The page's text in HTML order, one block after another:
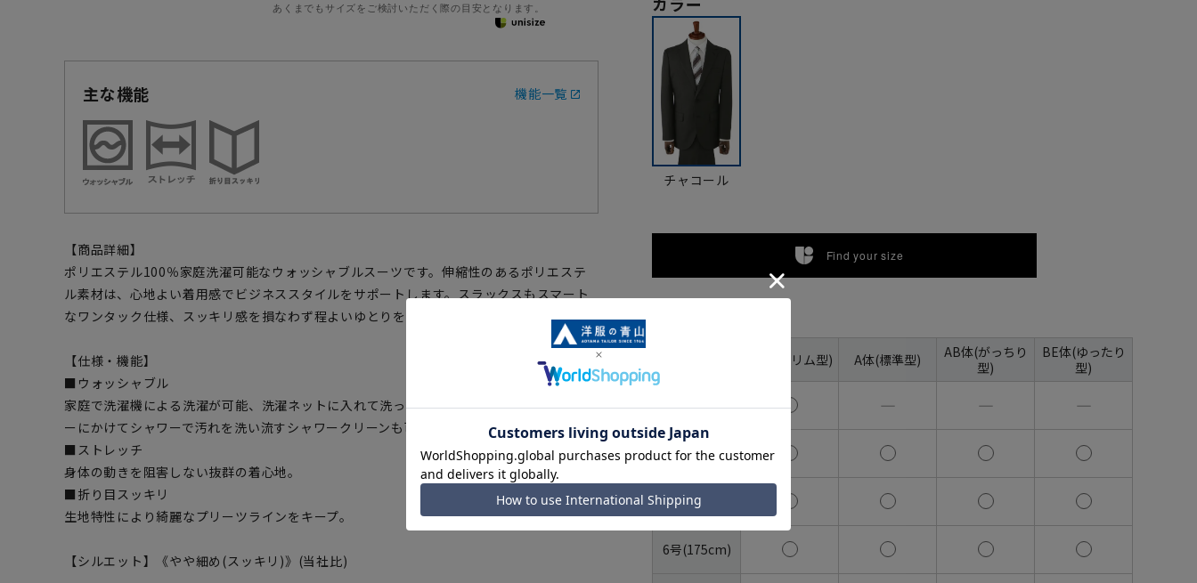
あくまでもサイズをご検討いただく際の目安となります。
主な機能 機能一覧
【商品詳細】
ポリエステル100％家庭洗濯可能なウォッシャブルスーツです。伸縮性のあるポリエステ
ル素材は、心地よい着用感でビジネススタイルをサポートします。スラックスもスマート
なワンタック仕様、スッキリ感を損なわず程よいゆとりを与えます。
【仕様・機能】
■ウォッシャブル
家庭で洗濯機による洗濯が可能、洗濯ネットに入れて洗っていただけます。さらにハンガ
ーにかけてシャワーで汚れを洗い流すシャワークリーンも可能です。
■ストレッチ
身体の動きを阻害しない抜群の着心地。
■折り目スッキリ
生地特性により綺麗なプリーツラインをキープ。
【シルエット】《やや細め(スッキリ)》(当社比)
チャコール
Find your size
YA体(スリム型) A体(標準型)
AB体(がっちり
型)
BE体(ゆったり
型)
3号(160cm) ― ― ―
4号(165cm)
5号(170cm)
6号(175cm)